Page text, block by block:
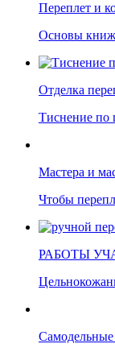
Переплет и
Основы
Отделка
Тиснение по
Мастера и
Чтобы
РАБОТЫ